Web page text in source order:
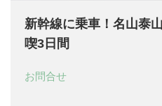
新幹線に乗車！名山泰
喫3日間
お問合せ